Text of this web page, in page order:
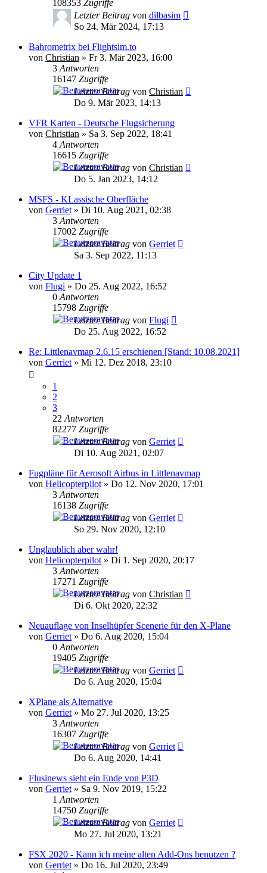
108353 Zugriffe
Letzter Beitrag von dilbasim
So 24. Mär 2024, 17:13
Bahrometrix bei Flightsim.to
von Christian » Fr 3. Mär 2023, 16:00
3 Antworten
16147 Zugriffe
Letzter Beitrag von Christian
Do 9. Mär 2023, 14:13
VFR Karten - Deutsche Flugsicherung
von Christian » Sa 3. Sep 2022, 18:41
4 Antworten
16615 Zugriffe
Letzter Beitrag von Christian
Do 5. Jan 2023, 14:12
MSFS - KLassische Oberfläche
von Gerriet » Di 10. Aug 2021, 02:38
3 Antworten
17002 Zugriffe
Letzter Beitrag von Gerriet
Sa 3. Sep 2022, 11:13
City Update 1
von Flugi » Do 25. Aug 2022, 16:52
0 Antworten
15798 Zugriffe
Letzter Beitrag von Flugi
Do 25. Aug 2022, 16:52
Re: Littlenavmap 2.6.15 erschienen [Stand: 10.08.2021]
von Gerriet » Mi 12. Dez 2018, 23:10
1
2
3
22 Antworten
82277 Zugriffe
Letzter Beitrag von Gerriet
Di 10. Aug 2021, 02:07
Fugpläne für Aerosoft Airbus in Littlenavmap
von Helicopterpilot » Do 12. Nov 2020, 17:01
3 Antworten
16138 Zugriffe
Letzter Beitrag von Gerriet
So 29. Nov 2020, 12:10
Unglaublich aber wahr!
von Helicopterpilot » Di 1. Sep 2020, 20:17
3 Antworten
17271 Zugriffe
Letzter Beitrag von Christian
Di 6. Okt 2020, 22:32
Neuauflage von Inselhüpfer Scenerie für den X-Plane
von Gerriet » Do 6. Aug 2020, 15:04
0 Antworten
19405 Zugriffe
Letzter Beitrag von Gerriet
Do 6. Aug 2020, 15:04
XPlane als Alternative
von Gerriet » Mo 27. Jul 2020, 13:25
3 Antworten
16307 Zugriffe
Letzter Beitrag von Gerriet
Do 6. Aug 2020, 14:41
Flusinews sieht ein Ende von P3D
von Gerriet » Sa 9. Nov 2019, 15:22
1 Antworten
14750 Zugriffe
Letzter Beitrag von Gerriet
Mo 27. Jul 2020, 13:21
FSX 2020 - Kann ich meine alten Add-Ons benutzen ?
von Gerriet » Do 16. Jul 2020, 23:49